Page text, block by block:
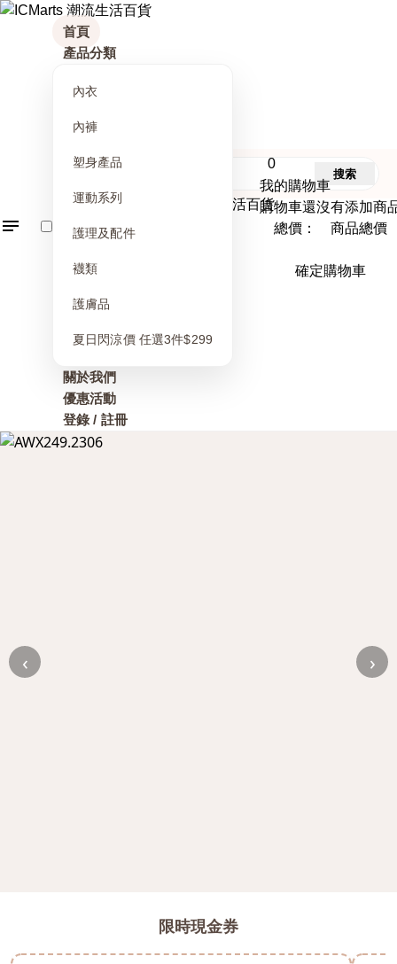
首頁
產品分類
內衣
內褲
塑身產品
運動系列
護理及配件
襪類
護膚品
夏日閃涼價 任選3件$299
關於我們
優惠活動
登錄 / 註冊
0
我的購物車
購物車還沒有添加商
總價： 商品總價
確定購物車
搜索
‹ ›
限時現金券